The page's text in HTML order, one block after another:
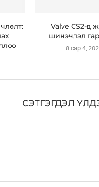
Valve CS2-д
шинэчлэл
8 сар 4,
СЭТГЭГДЭЛ